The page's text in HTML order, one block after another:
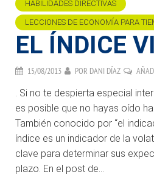
HABILIDADES DIRECTIVAS
LECCIONES DE ECONOMÍA PARA
EL ÍNDICE
15/08/2013 POR DANI DÍAZ
. Si no te despierta especial
es posible que no hayas oído
También conocido por “el
índice es un indicador de la
clave para determinar sus
plazo. En el post de...